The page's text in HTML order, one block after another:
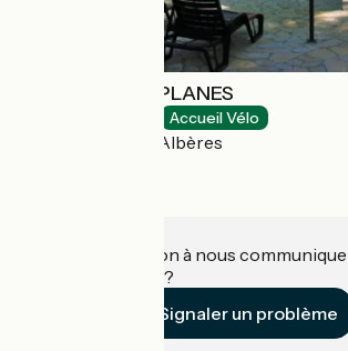
CAMPING LAS PLANES
Accueil Vélo
Laroque-des-Albères
Une information à nous
établissement ?
Signaler un problème